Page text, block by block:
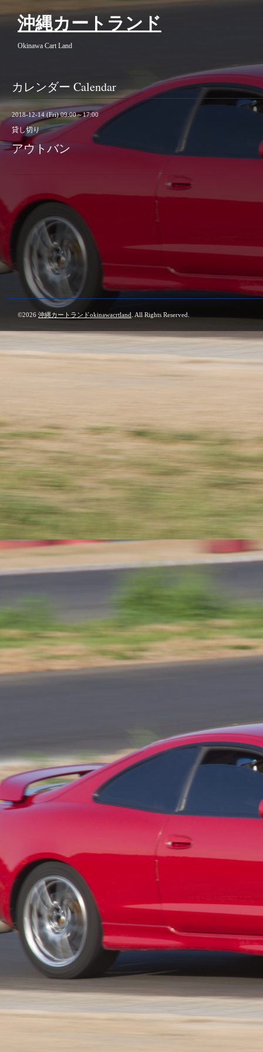
沖縄カートランド
Okinawa Cart Land
カレンダー Calendar
2018-12-14 (Fri) 09:00～17:00
貸し切り
アウトバン
©2026 沖縄カートランドokinawacrtland . All Rights Reserved.